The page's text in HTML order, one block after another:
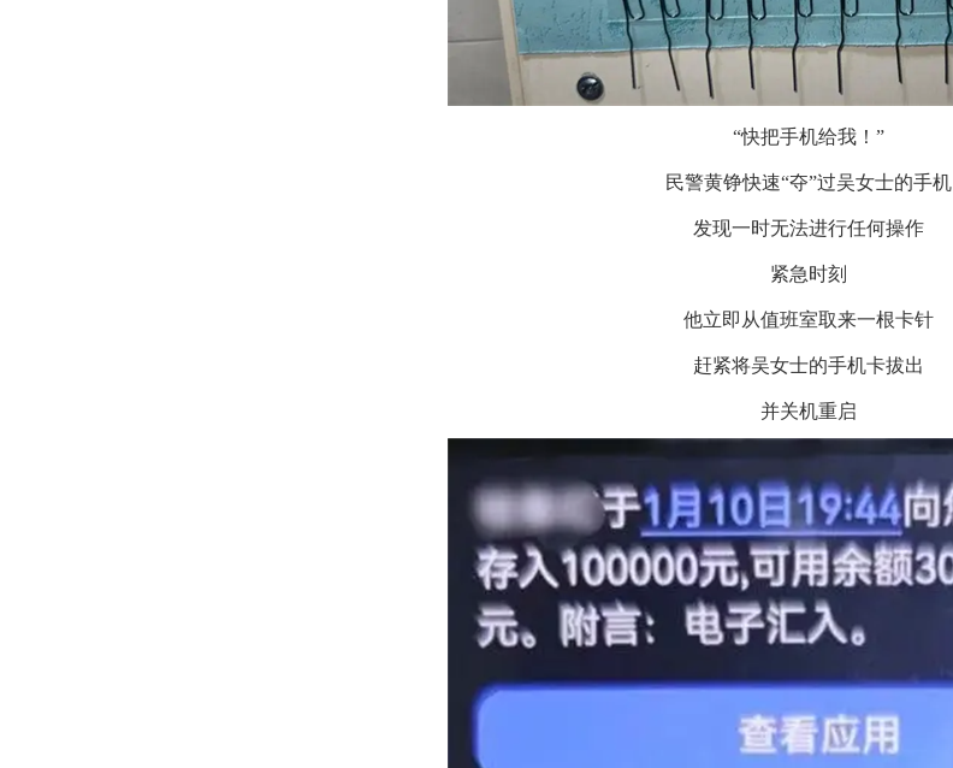
“快把手机给我！”
民警黄铮快速“夺”过吴女士的手机
发现一时无法进行任何操作
紧急时刻
他立即从值班室取来一根卡针
赶紧将吴女士的手机卡拔出
并关机重启